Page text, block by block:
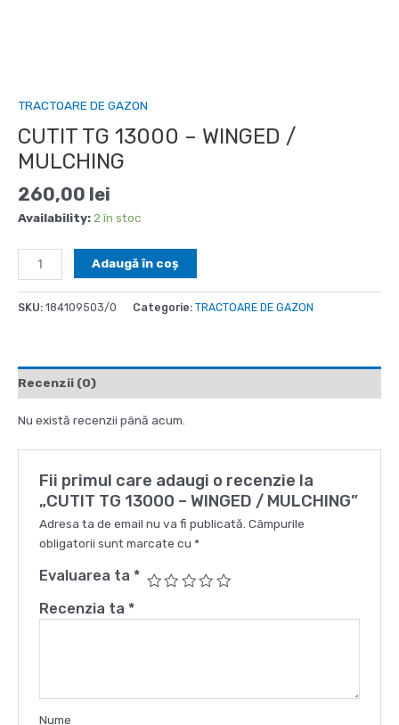
TRACTOARE DE GAZON
CUTIT TG 13000 – WINGED /
MULCHING
260,00 lei
Availability: 2 în stoc
Cantitate
CUTIT
TG
Adaugă în coș
SKU: 184109503/0 Categorie: TRACTOARE DE GAZON
Recenzii (0)
Nu există recenzii până acum.
Fii primul care adaugi o recenzie la
„CUTIT TG 13000 – WINGED / MULCHING”
Adresa ta de email nu va fi publicată. Câmpurile
obligatorii sunt marcate cu *
Evaluarea ta *
Recenzia ta *
Nume